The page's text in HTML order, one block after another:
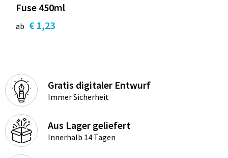
Fuse 450ml
ab € 1,23
Gratis digitaler Entwurf
Immer Sicherheit
Aus Lager geliefert
Innerhalb 14 Tagen